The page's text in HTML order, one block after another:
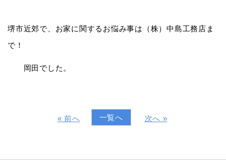
堺市近郊で、お家に関するお悩み事は（株）中島工務店ま
で！
岡田でした。
« 前へ 一覧へ 次へ »